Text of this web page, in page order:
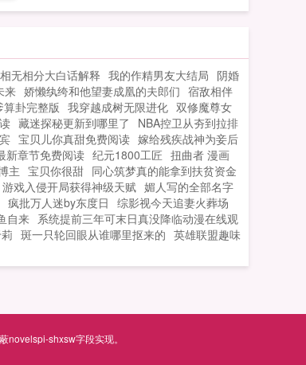
无穷银行卡，从而改变自己的命运。...
无相分大白话解释 我的作精男友大结局 阴婚
来 娇懒纨绔和他望妻成凰的夫郎们 宿敌相伴
算卦完整版 我穿越成树无限进化 双修魔尊女
藏迷探秘更新到哪里了
NBA控卫从夯到拉排
宝贝儿你真甜免费阅读 嫁给残疾战神为妾后
新章节免费阅读 纪元1800工匠 扭曲者 漫画
主 宝贝你很甜 同心筑梦真的能拿到扶贫资金
游戏入侵开局获得神级天赋 媚人写的全部名字
疯批万人迷by东度日 综影视今天追妻火葬场
自来 系统提前三年可末日真没降临动漫在线观
斑一只轮回眼从谁哪里抠来的 英雄联盟趣味
novelspi-shxsw字段实现。